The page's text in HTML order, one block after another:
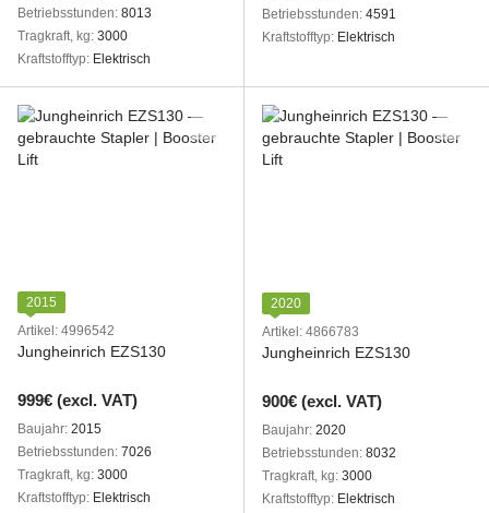
Betriebsstunden 8013
Tragkraft, kg 3000
Kraftstofftyp
Elektrisch
Betriebsstunden 4591
Kraftstofftyp
Elektrisch
2015
Artikel: 4996542
Jungheinrich EZS130
999€ (excl. VAT)
Baujahr 2015
Betriebsstunden 7026
Tragkraft, kg 3000
Kraftstofftyp
Elektrisch
2020
Artikel: 4866783
Jungheinrich EZS130
900€ (excl. VAT)
Baujahr 2020
Betriebsstunden 8032
Tragkraft, kg 3000
Kraftstofftyp
Elektrisch